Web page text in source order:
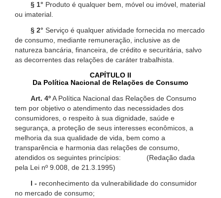
§ 1° Produto é qualquer bem, móvel ou imóvel, material
ou imaterial.
§ 2° Serviço é qualquer atividade fornecida no mercado
de consumo, mediante remuneração, inclusive as de
natureza bancária, financeira, de crédito e securitária, salvo
as decorrentes das relações de caráter trabalhista.
CAPÍTULO II
Da Política Nacional de Relações de Consumo
Art. 4ºA Política Nacional das Relações de Consumo
tem por objetivo o atendimento das necessidades dos
consumidores, o respeito à sua dignidade, saúde e
segurança, a proteção de seus interesses econômicos, a
melhoria da sua qualidade de vida, bem como a
transparência e harmonia das relações de consumo,
atendidos os seguintes princípios: (Redação dada
pela Lei nº 9.008, de 21.3.1995)
I - reconhecimento da vulnerabilidade do consumidor
no mercado de consumo;